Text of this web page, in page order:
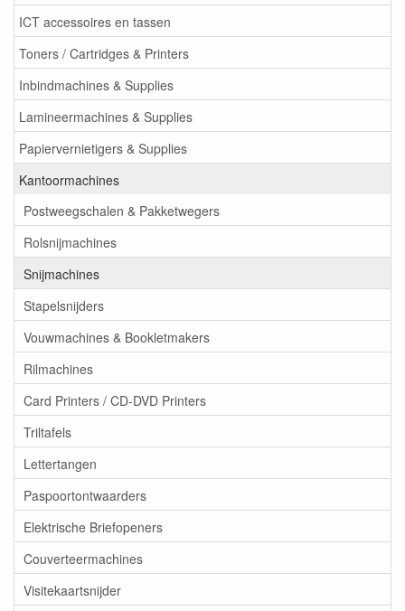
ICT accessoires en tassen
Toners / Cartridges & Printers
Inbindmachines & Supplies
Lamineermachines & Supplies
Papiervernietigers & Supplies
Kantoormachines
Postweegschalen & Pakketwegers
Rolsnijmachines
Snijmachines
Stapelsnijders
Vouwmachines & Bookletmakers
Rilmachines
Card Printers / CD-DVD Printers
Triltafels
Lettertangen
Paspoortontwaarders
Elektrische Briefopeners
Couverteermachines
Visitekaartsnijder